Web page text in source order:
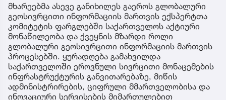
მხარეებმა ასევე განიხილეს გაეროს გლობალური
გეოსივრცითი ინფორმაციის მართვის ექსპერტთა
კომიტეტის ფარგლებში საქართველოს აქტიური
მონაწილეობა და ქვეყნის მზარდი როლი
გლობალური გეოსივრცითი ინფორმაციის მართვის
პროცესებში. ყურადღება გამახვილდა
საქართველოში ეროვნული სივრცითი მონაცემების
ინფრასტრუქტურის განვითარებაზე, მიწის
ადმინისტრირების, ციფრული მმართველობისა და
ინოვაციური სერვისების მიმართულებით